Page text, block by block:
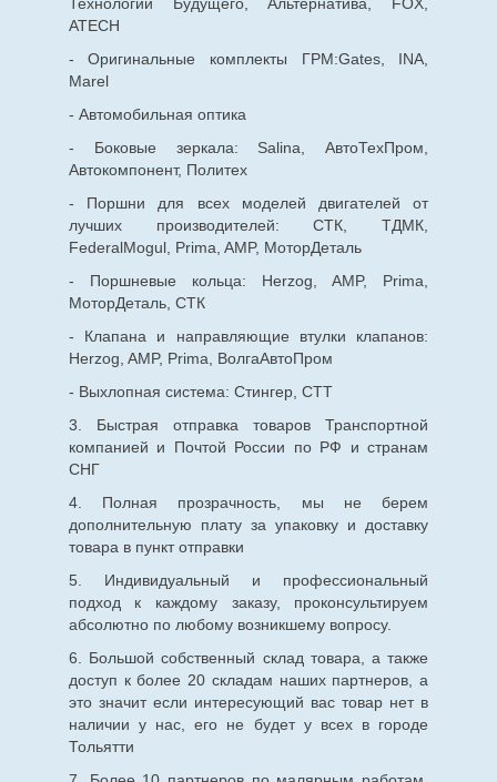
Технологии Будущего, Альтернатива, FOX,
ATECH
- Оригинальные комплекты ГРМ:Gates, INA,
Marel
- Автомобильная оптика
- Боковые зеркала: Salina, АвтоТехПром,
Автокомпонент, Политех
- Поршни для всех моделей двигателей от
лучших производителей: СТК, ТДМК,
FederalMogul, Prima, AMP, МоторДеталь
- Поршневые кольца: Herzog, AMP, Prima,
МоторДеталь, СТК
- Клапана и направляющие втулки клапанов:
Herzog, AMP, Prima, ВолгаАвтоПром
- Выхлопная система: Стингер, СТТ
3. Быстрая отправка товаров Транспортной
компанией и Почтой России по РФ и странам
СНГ
4. Полная прозрачность, мы не берем
дополнительную плату за упаковку и доставку
товара в пункт отправки
5. Индивидуальный и профессиональный
подход к каждому заказу, проконсультируем
абсолютно по любому возникшему вопросу.
6. Большой собственный склад товара, а также
доступ к более 20 складам наших партнеров, а
это значит если интересующий вас товар нет в
наличии у нас, его не будет у всех в городе
Тольятти